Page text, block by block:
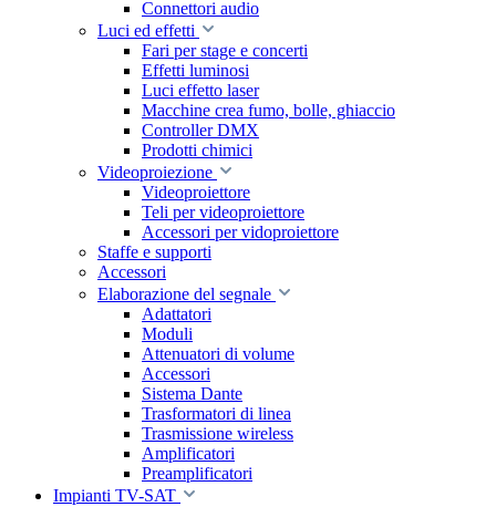
Connettori audio
Luci ed effetti
Fari per stage e concerti
Effetti luminosi
Luci effetto laser
Macchine crea fumo, bolle, ghiaccio
Controller DMX
Prodotti chimici
Videoproiezione
Videoproiettore
Teli per videoproiettore
Accessori per vidoproiettore
Staffe e supporti
Accessori
Elaborazione del segnale
Adattatori
Moduli
Attenuatori di volume
Accessori
Sistema Dante
Trasformatori di linea
Trasmissione wireless
Amplificatori
Preamplificatori
Impianti TV-SAT